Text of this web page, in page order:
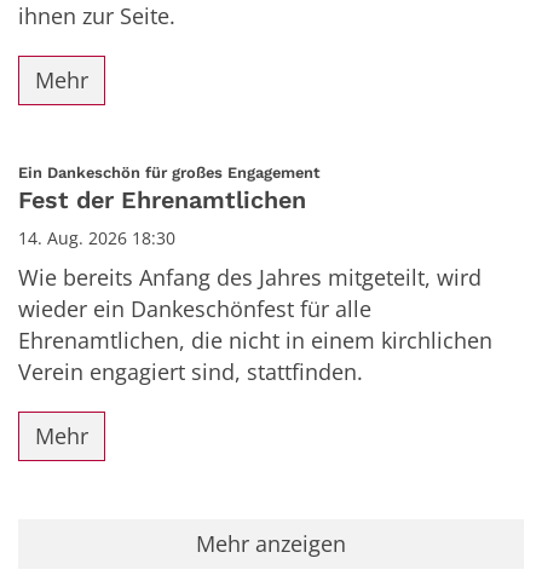
ihnen zur Seite.
Mehr
Ein Dankeschön für großes Engagement:
Fest der Ehrenamtlichen
14. Aug. 2026 18:30
Wie bereits Anfang des Jahres mitgeteilt, wird
wieder ein Dankeschönfest für alle
Ehrenamtlichen, die nicht in einem kirchlichen
Verein engagiert sind, stattfinden.
Mehr
Mehr anzeigen